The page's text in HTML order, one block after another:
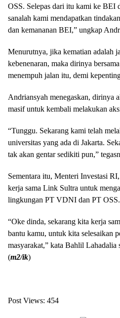
OSS. Selepas dari itu kami ke
sanalah kami mendapatkan
dan kemananan BEI,” ungkap
Menurutnya, jika kematian adalah
kebenenaran, maka dirinya
menempuh jalan itu, demi
Andriansyah menegaskan, dirinya
masif untuk kembali melakukan
“Tunggu. Sekarang kami telah
universitas yang ada di Jakarta.
tak akan gentar sedikiti pun,”
Sementara itu, Menteri Investasi
kerja sama Link Sultra untuk
lingkungan PT VDNI dan PT OSS.
“Oke dinda, sekarang kita kerja
bantu kamu, untuk kita selesaikan
masyarakat,” kata Bahlil Lahadalia
(m2/ik)
Post Views: 454